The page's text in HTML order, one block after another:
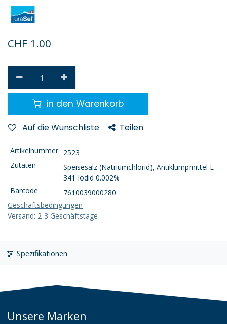
CHF 1.00
in den Warenkorb
Auf die Wunschliste Teilen
Artikelnummer 2523
Zutaten
Speisesalz (Natriumchlorid), Antiklumpmittel E
341 Iodid 0.002%
Barcode
7610039000280
Geschäftsbedingungen
Versand: 2-3 Geschäftstage
Spezifikationen
Unsere Marken